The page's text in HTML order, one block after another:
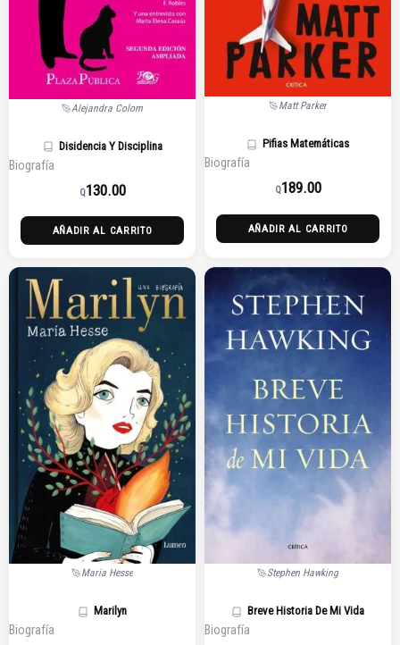
Alejandra Colom
Disidencia Y Disciplina
Biografía
Q130.00
AÑADIR AL CARRITO
Matt Parker
Pifias Matemáticas
Biografía
Q189.00
AÑADIR AL CARRITO
Maria Hesse
Marilyn
Biografía
Stephen Hawking
Breve Historia De Mi Vida
Biografía